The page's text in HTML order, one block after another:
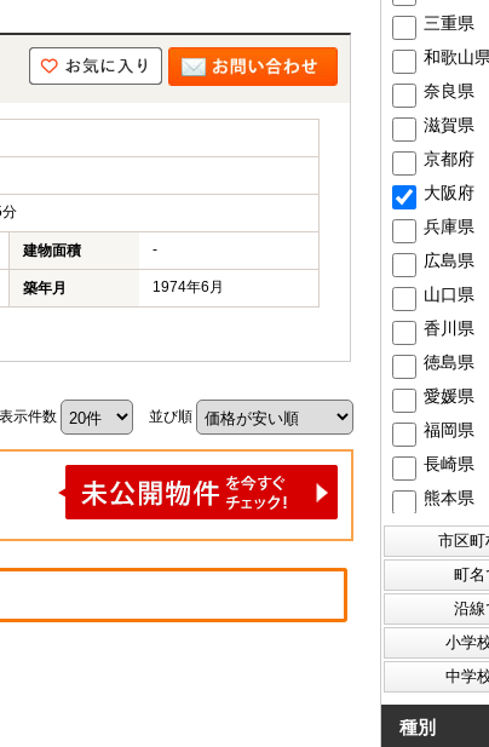
建物面積 -
築年月 1974年6月
表示件数 並び順
三重県
和歌山県
奈良県
滋賀県
京都府
大阪府
兵庫県
広島県
山口県
香川県
徳島県
愛媛県
福岡県
長崎県
熊本県
種別